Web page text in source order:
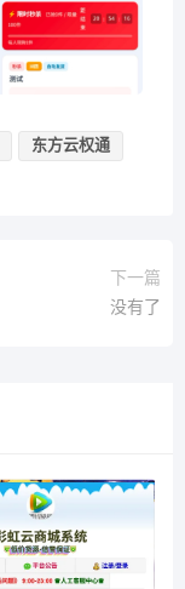
东方云权通
下一篇
没有了